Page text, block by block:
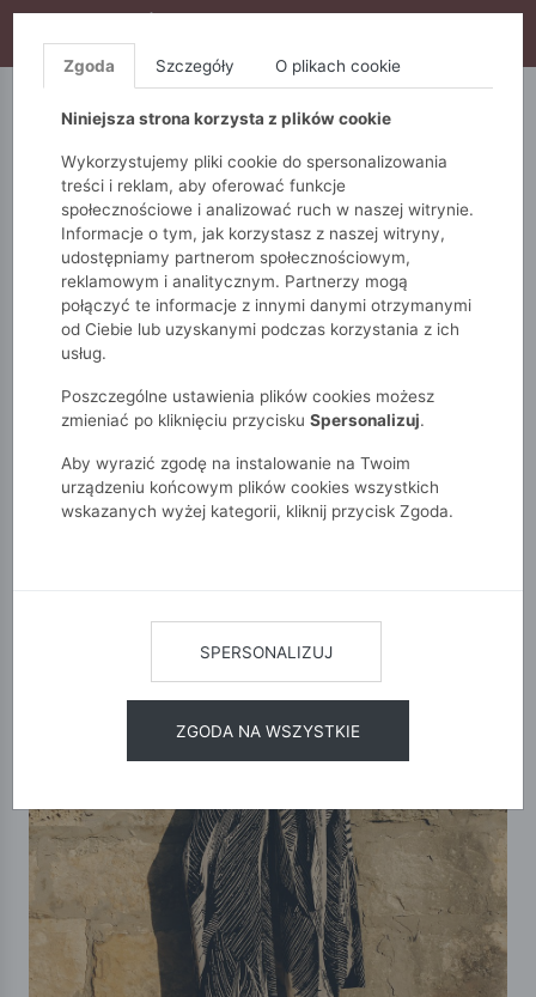
S10), DODATKOWE 15% ZA 3SZT (KOD: S15)
5.10.15. QUIOSQUE
Monnari Zobacz wszystko Spodnie
Na co dzień
Wiskozowe spodnie typu culotte
Zgoda Szczegóły O plikach cookie
Niniejsza strona korzysta z plików cookie
Wykorzystujemy pliki cookie do spersonalizowania
treści i reklam, aby oferować funkcje
społecznościowe i analizować ruch w naszej witrynie.
Informacje o tym, jak korzystasz z naszej witryny,
udostępniamy partnerom społecznościowym,
reklamowym i analitycznym. Partnerzy mogą
połączyć te informacje z innymi danymi otrzymanymi
od Ciebie lub uzyskanymi podczas korzystania z ich
usług.
Poszczególne ustawienia plików cookies możesz
zmieniać po kliknięciu przycisku Spersonalizuj.
Aby wyrazić zgodę na instalowanie na Twoim
urządzeniu końcowym plików cookies wszystkich
wskazanych wyżej kategorii, kliknij przycisk Zgoda.
SPERSONALIZUJ
ZGODA NA WSZYSTKIE